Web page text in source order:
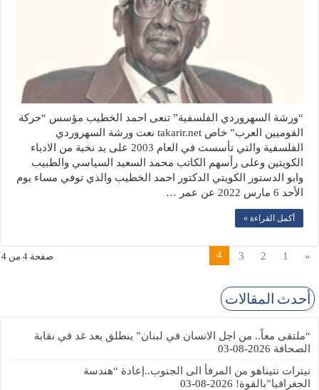
“ورشة السهروردي الفلسفية” تنعى احمد الخطيب مؤسس “حركة
القوميين العرب” خاص takarir.net نعت ورشة السهروردي
الفلسفية والتي تأسست في العام 2003 على يد نخبة من الادباء
الكويتين وعلى رأسهم الكاتب محمد السعيد السياسي والطبيب
وابو الدستور الكويتي الدكتور احمد الخطيب والذي توفي مساء يوم
الأحد 6 مارس 2022 عن عمر …
أكمل القراءة »
صفحة 4 من 4 «
1
2
3
4
أحدث المقالات
“ملتقى معاً.. من اجل الانسان في لبنان” ينطلق بعد غد في نقابة
الصحافة 2026-08-03
نيترات نتيناهو من المرفأ الى الجنوب..إعادة “هندسة
الجغرافيا”بالقوة! 2026-08-03